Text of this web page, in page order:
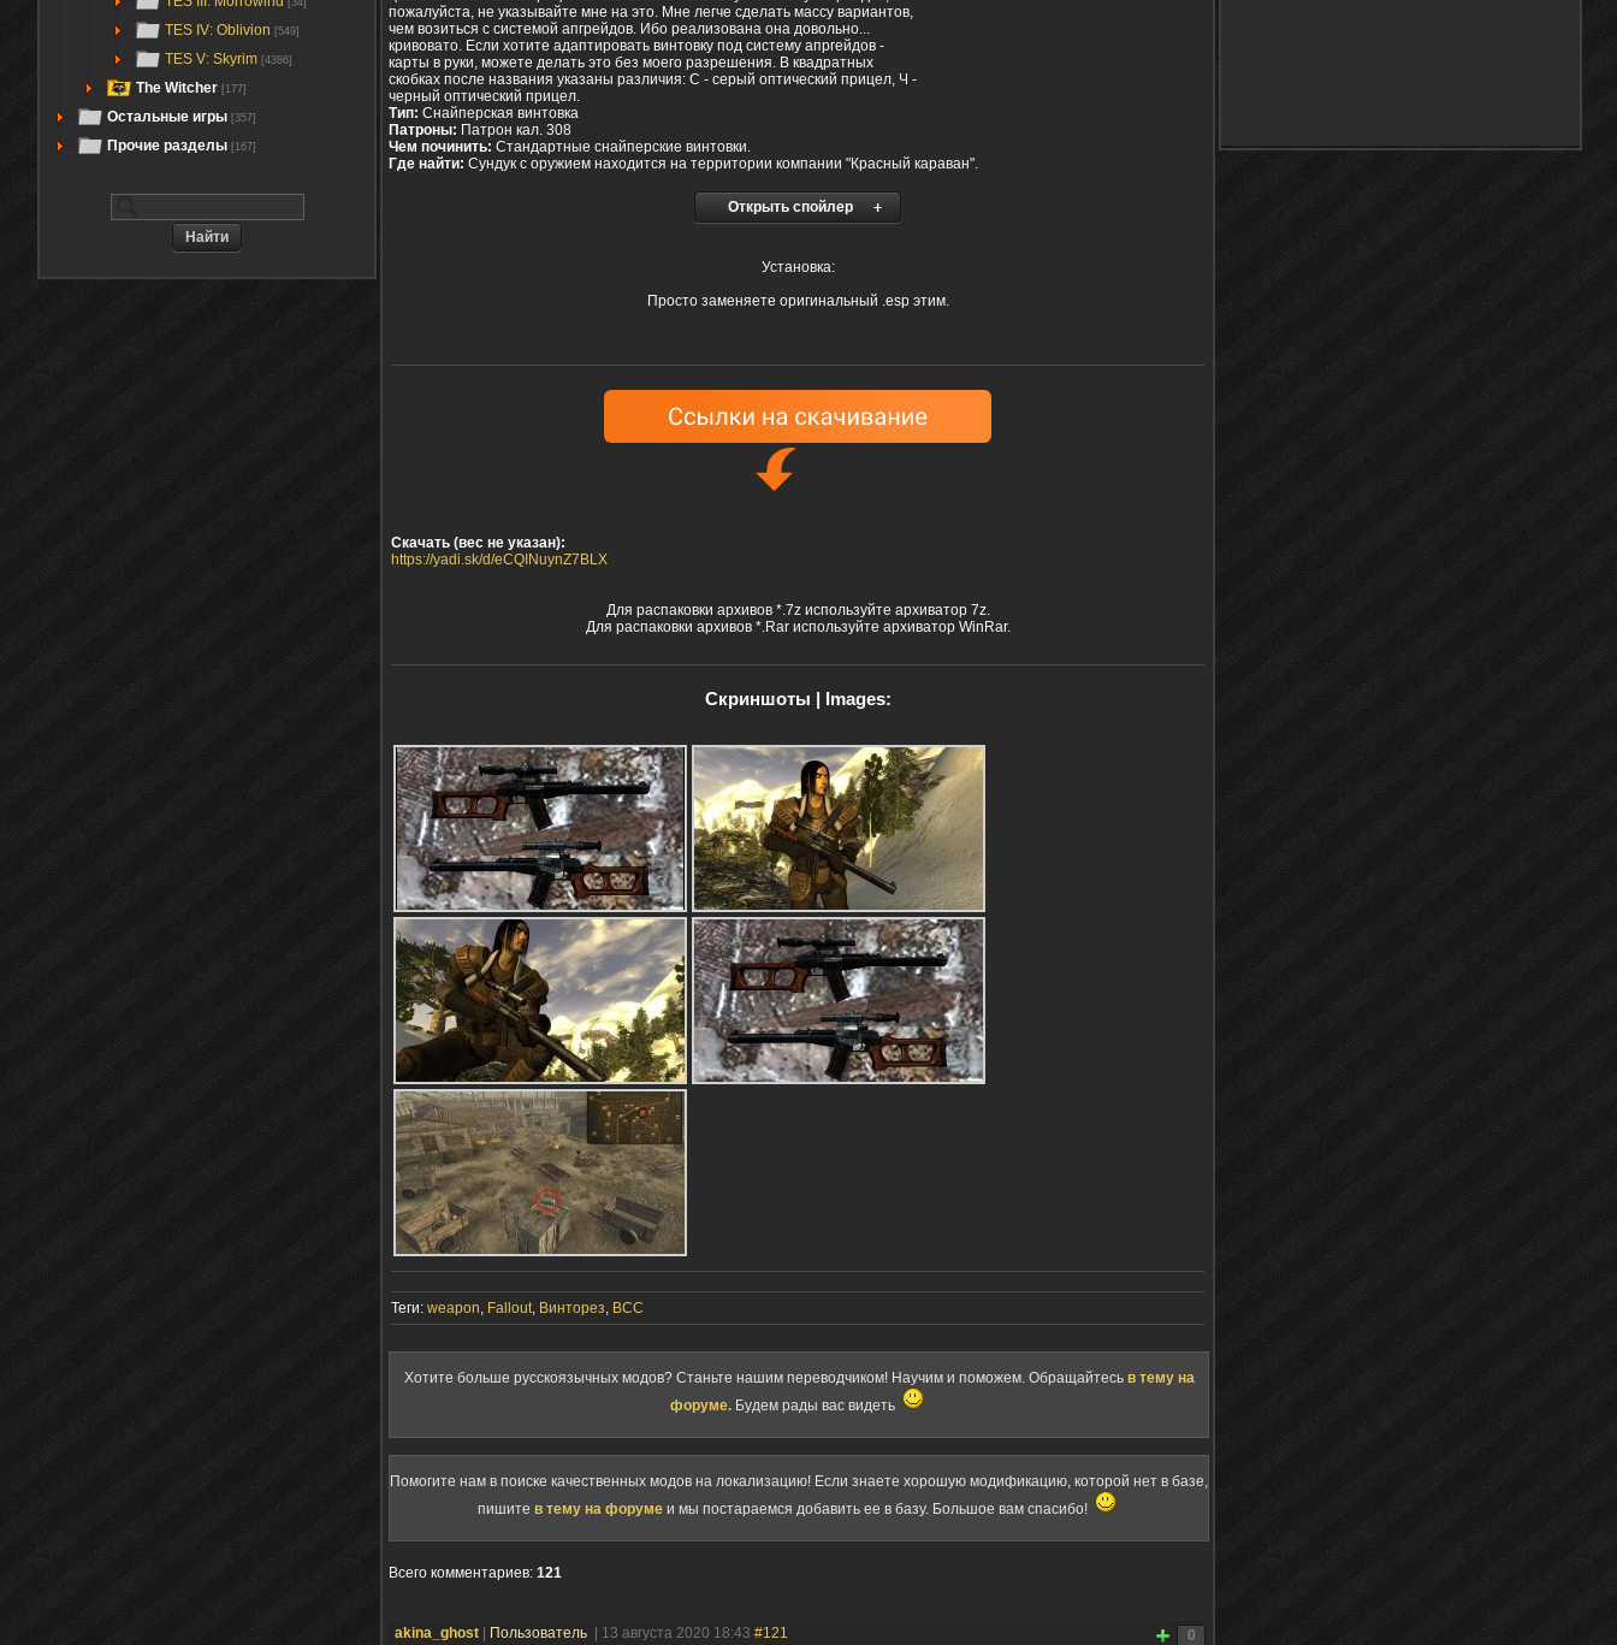
[34]
TES IV: Oblivion [549]
TES V: Skyrim [4386]
The Witcher [177]
Остальные игры [357]
Прочие разделы [167]
пожалуйста, не указывайте мне на это. Мне легче сделать массу вариантов,
чем возиться с системой апгрейдов. Ибо реализована она довольно...
кривовато. Если хотите адаптировать винтовку под систему апргейдов -
карты в руки, можете делать это без моего разрешения. В квадратных
скобках после названия указаны различия: С - серый оптический прицел, Ч -
черный оптический прицел.
Тип: Снайперская винтовка
Патроны: Патрон кал. 308
Чем починить: Стандартные снайперские винтовки.
Где найти: Сундук с оружием находится на территории компании "Красный караван".
Открыть спойлер
Установка:
Просто заменяете оригинальный .esp этим.
Скачать (вес не указан):
https://yadi.sk/d/eCQINuynZ7BLX
Для распаковки архивов *.7z используйте архиватор 7z.
Для распаковки архивов *.Rar используйте архиватор WinRar.
Скриншоты | Images:
Теги: weapon, Fallout, Винторез, ВСС
Хотите больше русскоязычных модов? Станьте нашим переводчиком! Научим и поможем. Обращайтесь в тему на
форуме. Будем рады вас видеть
Помогите нам в поиске качественных модов на локализацию! Если знаете хорошую модификацию, которой нет в базе,
пишите в тему на форуме и мы постараемся добавить ее в базу. Большое вам спасибо!
Всего комментариев: 121
0
akina_ghost Пользователь | 13 августа 2020 18:43 #121